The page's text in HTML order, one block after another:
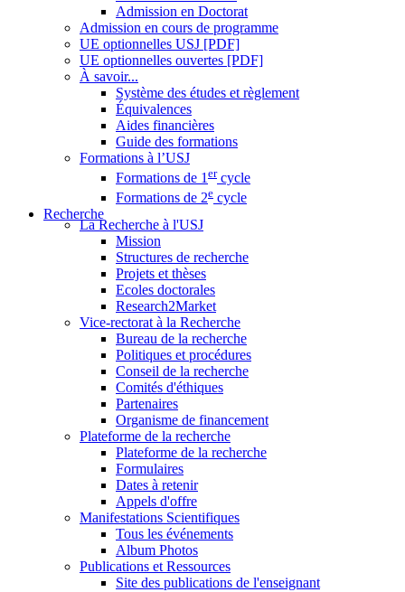
Admission en Doctorat
Admission en cours de programme
UE optionnelles USJ [PDF]
UE optionnelles ouvertes [PDF]
À savoir...
Système des études et règlement
Équivalences
Aides financières
Guide des formations
Formations à l’USJ
Formations de 1 ercycle
Formations de 2e cycle
Recherche
La Recherche à l'USJ
Mission
Structures de recherche
Projets et thèses
Ecoles doctorales
Research2Market
Vice-rectorat à la Recherche
Bureau de la recherche
Politiques et procédures
Conseil de la recherche
Comités d'éthiques
Partenaires
Organisme de financement
Plateforme de la recherche
Plateforme de la recherche
Formulaires
Dates à retenir
Appels d'offre
Manifestations Scientifiques
Tous les événements
Album Photos
Publications et Ressources
Site des publications de l'enseignant